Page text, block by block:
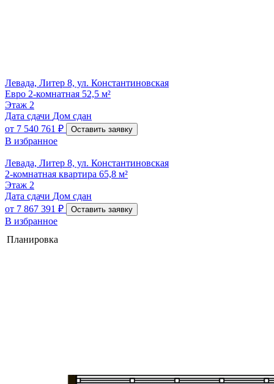
Левада, Литер 8, ул. Константиновская
Евро 2-комнатная 52,5 м²
Этаж 2
Дата сдачи Дом сдан
от 7 540 761 ₽ Оставить заявку
В избранное
Левада, Литер 8, ул. Константиновская
2-комнатная квартира 65,8 м²
Этаж 2
Дата сдачи Дом сдан
от 7 867 391 ₽ Оставить заявку
В избранное
Планировка